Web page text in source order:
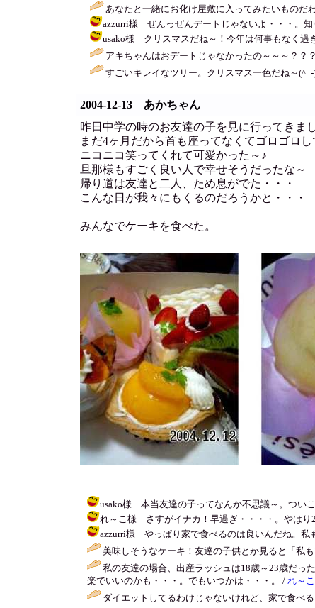
あなたと一緒にお化け屋敷に入ってみたいものだ
azzurri様 ぜんっぜんデートじゃないよ・・・。知
usako様 クリスマスだね～！今年は何事もなく過
アキちゃんはおデートじゃなかったの～～～？？
すごいキレイなツリー。クリスマス一色だね～
2004-12-13 あかちゃん
昨日中学の時のお友達の子を見に行ってきまし
まだ4ヶ月だから首も座ってなくてゴロゴロ
ニコニコ笑ってくれて可愛かった～♪
旦那様もすごく良い人で幸せそうだったな～
帰り道は友達と二人、ため息がでた・・・
こんな日が我々にもくるのだろうかと・・・
みんなでケーキを食べた。
usako様 本当友達の子ってなんか不思議～。つい
れ～こ様 さすがイナカ！早過ぎ・・・・。やはり
azzurri様 やっぱり家で食べるのは良いんだね。私
美味しそうなケーキ！友達の子供とか見ると「私
私の友達の場合、出産ラッシュは18歳～23歳だっ
楽でいいのかも・・・。でもいつかは・・・。 / れ～こ
ダイエットしてるわけじゃないけれど、家で食べ